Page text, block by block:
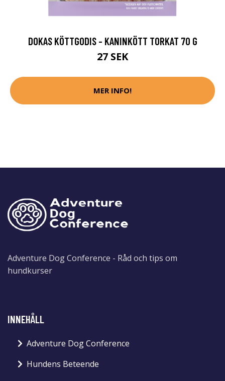
DOKAS KÖTTGODIS - KANINKÖTT TORKAT 70 G
27 SEK
MER INFO!
Adventure Dog Conference - Råd och tips om
hundkurser
INNEHÅLL
Adventure Dog Conference
Hundens Beteende